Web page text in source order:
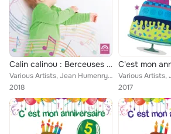
Calin calinou : Berceuses pour apaiser et endormir bébé
Various Artists, Jean Humenry, Marie-Louise Valentin, Christelle Lassort, Nicolas de Angelis, Isabelle Gaboriau, Charlie, Les Am...
2018
2017